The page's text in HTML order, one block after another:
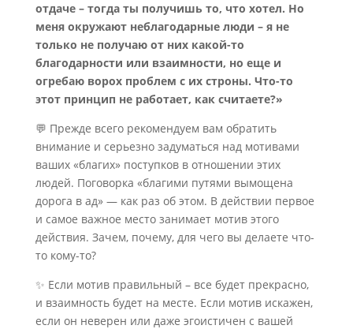
отдаче – тогда ты получишь то, что хотел. Но
меня окружают неблагодарные люди – я не
только не получаю от них какой-то
благодарности или взаимности, но еще и
огребаю ворох проблем с их строны. Что-то
этот принцип не работает, как считаете?»
💬 Прежде всего рекомендуем вам обратить
внимание и серьезно задуматься над мотивами
ваших «благих» поступков в отношении этих
людей. Поговорка «благими путями вымощена
дорога в ад» — как раз об этом. В действии первое
и самое важное место занимает мотив этого
действия. Зачем, почему, для чего вы делаете что-
то кому-то?
✨ Если мотив правильный – все будет прекрасно,
и взаимность будет на месте. Если мотив искажен,
если он неверен или даже эгоистичен с вашей